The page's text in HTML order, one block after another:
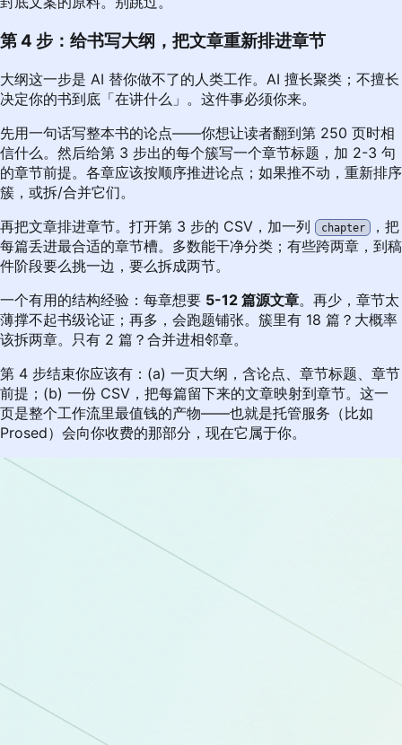
第 4 步：给书写大纲，把文章重新排进章节
大纲这一步是 AI 替你做不了的人类工作。AI 擅长聚类；不擅长
决定你的书到底「在讲什么」。这件事必须你来。
先用一句话写整本书的论点——你想让读者翻到第 250 页时相
信什么。然后给第 3 步出的每个簇写一个章节标题，加 2-3 句
的章节前提。各章应该按顺序推进论点；如果推不动，重新排序
簇，或拆/合并它们。
再把文章排进章节。打开第 3 步的 CSV，加一列
chapter
，把
每篇丢进最合适的章节槽。多数能干净分类；有些跨两章，到稿
件阶段要么挑一边，要么拆成两节。
一个有用的结构经验：每章想要 5-12 篇源文章。再少，章节太
薄撑不起书级论证；再多，会跑题铺张。簇里有 18 篇？大概率
该拆两章。只有 2 篇？合并进相邻章。
第 4 步结束你应该有：(a) 一页大纲，含论点、章节标题、章节
前提；(b) 一份 CSV，把每篇留下来的文章映射到章节。这一
页是整个工作流里最值钱的产物——也就是托管服务（比如
Prosed）会向你收费的那部分，现在它属于你。